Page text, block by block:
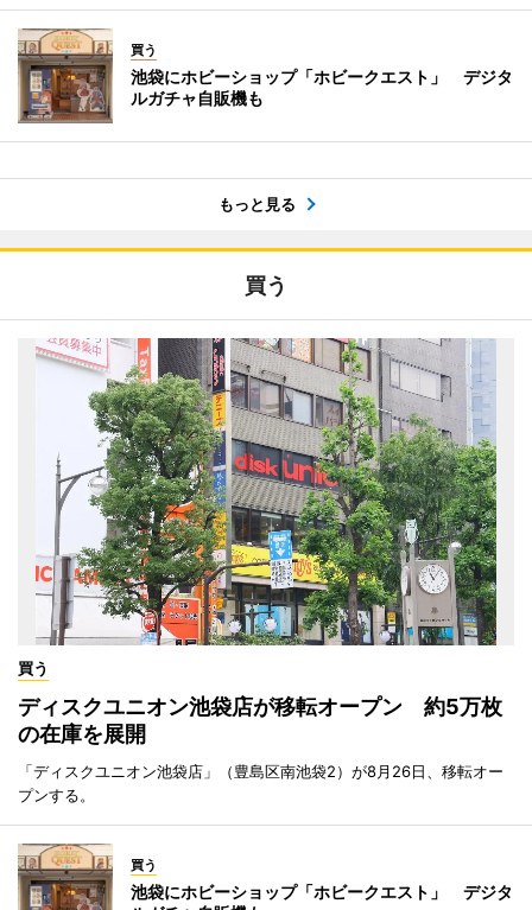
買う
池袋にホビーショップ「ホビークエスト」 デジタ
ルガチャ自販機も
もっと見る
買う
買う
ディスクユニオン池袋店が移転オープン 約5万枚
の在庫を展開
「ディスクユニオン池袋店」（豊島区南池袋2）が8月26日、移転オー
プンする。
買う
池袋にホビーショップ「ホビークエスト」 デジタ